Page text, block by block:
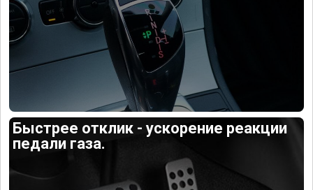
Быстрее отклик - ускорение реакции
педали газа.